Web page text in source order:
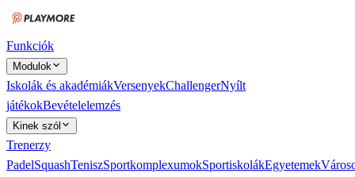
Funkciók
Modulok
Iskolák és akadémiákVersenyekChallengerNyílt
játékokBevételelemzés
Kinek szól
Trenerzy
PadelSquashTeniszSportkomplexumokSportiskolákEgyetemek